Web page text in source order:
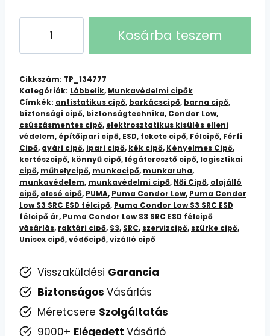
Condor
Low
S3
SRC
ESD
Félcipő
mennyiség
Kosárba teszem
Cikkszám: TP_134777
Kategóriák: Lábbelik, Munkavédelmi cipők
Címkék: antistatikus cipő, barkácscipő, barna cipő,
biztonsági cipő, biztonságtechnika, Condor Low,
csúszásmentes cipő, elektrosztatikus kisülés elleni
védelem, építőipari cipő, ESD, fekete cipő, Félcipő, Férfi
Cipő, gyári cipő, ipari cipő, kék cipő, Kényelmes Cipő,
kertészcipő, könnyű cipő, légáteresztő cipő, logisztikai
cipő, műhelycipő, munkacipő, munkaruha,
munkavédelem, munkavédelmi cipő, Női Cipő, olajálló
cipő, olcsó cipő, PUMA, Puma Condor Low, Puma Condor
Low S3 SRC ESD félcipő, Puma Condor Low S3 SRC ESD
félcipő ár, Puma Condor Low S3 SRC ESD félcipő
vásárlás, raktári cipő, S3, SRC, szervizcipő, szürke cipő,
Unisex cipő,védőcipő,vízálló cipő
Visszaküldési Garancia
Biztonságos Vásárlás
Méretcsere Szolgáltatás
9000+ Elégedett Vásárló